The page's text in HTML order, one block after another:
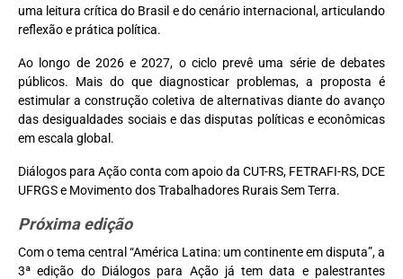
uma leitura crítica do Brasil e do cenário internacional, articulando
reflexão e prática política.
Ao longo de 2026 e 2027, o ciclo prevê uma série de debates
públicos. Mais do que diagnosticar problemas, a proposta é
estimular a construção coletiva de alternativas diante do avanço
das desigualdades sociais e das disputas políticas e econômicas
em escala global.
Diálogos para Ação conta com apoio da CUT-RS, FETRAFI-RS, DCE
UFRGS e Movimento dos Trabalhadores Rurais Sem Terra.
Próxima edição
Com o tema central “América Latina: um continente em disputa”, a
3ª edição do Diálogos para Ação já tem data e palestrantes